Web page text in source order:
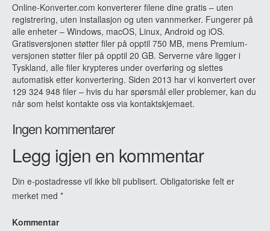
Online-Konverter.com konverterer filene dine gratis – uten
registrering, uten installasjon og uten vannmerker. Fungerer på
alle enheter – Windows, macOS, Linux, Android og iOS.
Gratisversjonen støtter filer på opptil 750 MB, mens Premium-
versjonen støtter filer på opptil 20 GB. Serverne våre ligger i
Tyskland, alle filer krypteres under overføring og slettes
automatisk etter konvertering. Siden 2013 har vi konvertert over
129 324 948 filer – hvis du har spørsmål eller problemer, kan du
når som helst kontakte oss via kontaktskjemaet.
Ingen kommentarer
Legg igjen en kommentar
Din e-postadresse vil ikke bli publisert. Obligatoriske felt er
merket med *
Kommentar